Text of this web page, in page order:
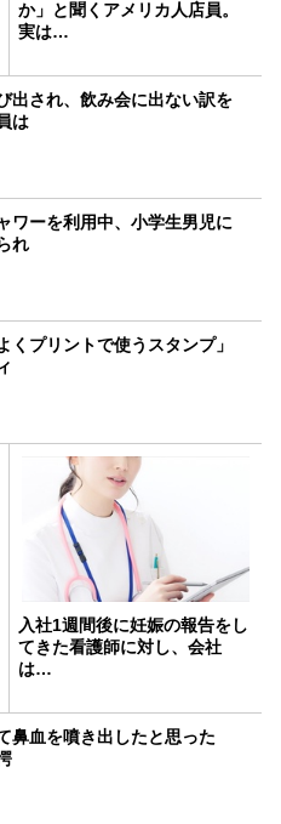
か」と聞くアメリカ人店員。
実は…
出され、飲み会に出ない訳を
は
ワーを利用中、小学生男児に
れ
くプリントで使うスタンプ」
入社1週間後に妊娠の報告をし
てきた看護師に対し、会社
は…
鼻血を噴き出したと思った